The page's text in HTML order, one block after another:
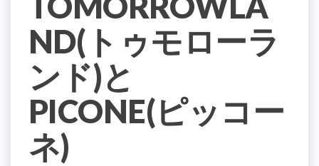
ND(トゥモローラ
ンド)と
PICONE(ピッコー
ネ)